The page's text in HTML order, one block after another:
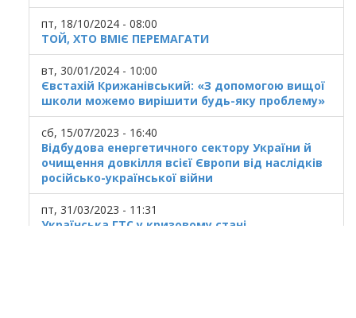
пт, 18/10/2024 - 08:00
ТОЙ, ХТО ВМІЄ ПЕРЕМАГАТИ
вт, 30/01/2024 - 10:00
Євстахій Крижанівський: «З допомогою вищої
школи можемо вирішити будь-яку проблему»
сб, 15/07/2023 - 16:40
Відбудова енергетичного сектору України й
очищення довкілля всієї Європи від наслідків
російсько-української війни
пт, 31/03/2023 - 11:31
Українська ГТС у кризовому стані